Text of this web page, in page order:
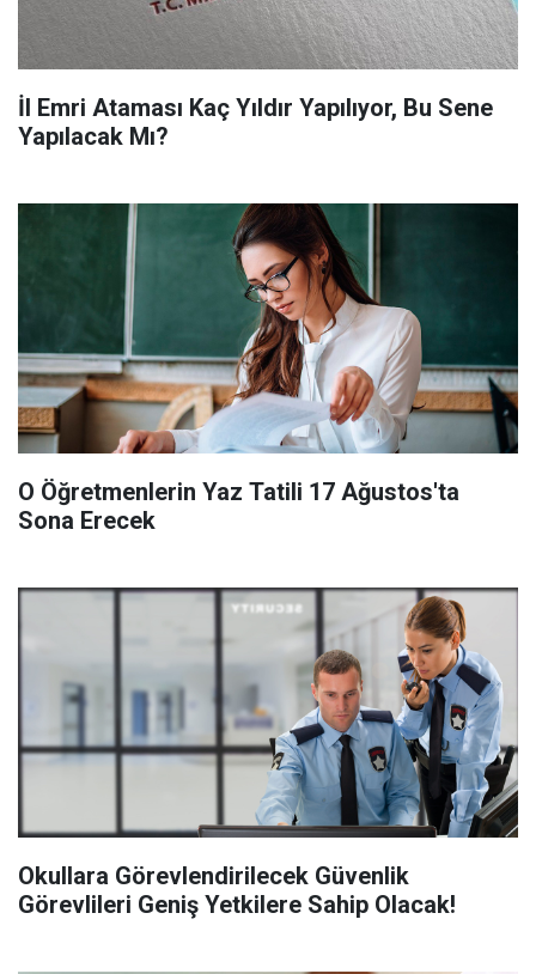
İl Emri Ataması Kaç Yıldır Yapılıyor, Bu Sene
Yapılacak Mı?
O Öğretmenlerin Yaz Tatili 17 Ağustos'ta
Sona Erecek
Okullara Görevlendirilecek Güvenlik
Görevlileri Geniş Yetkilere Sahip Olacak!